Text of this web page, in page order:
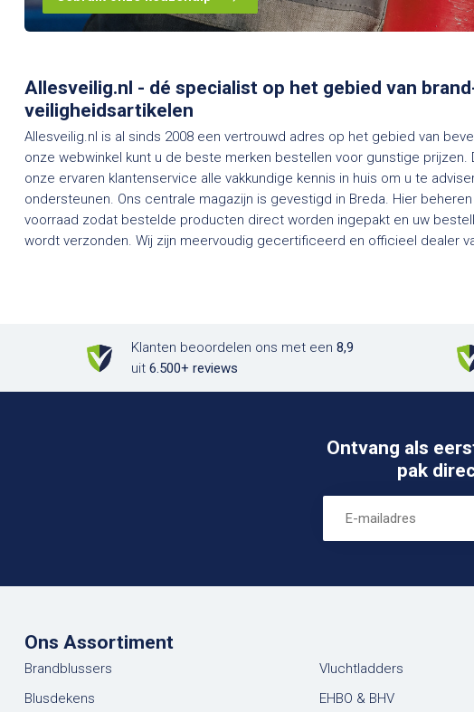
Allesveilig.nl - dé specialist op het gebied van
veiligheidsartikelen
Allesveilig.nl is al sinds 2008 een vertrouwd adres op het gebied van
onze webwinkel kunt u de beste merken bestellen voor gunstige prijzen.
onze ervaren klantenservice alle vakkundige kennis in huis om u te
ondersteunen. Ons centrale magazijn is gevestigd in Breda. Hier
voorraad zodat bestelde producten direct worden ingepakt en uw
wordt verzonden. Wij zijn meervoudig gecertificeerd en officieel dealer van een groot aantal
Klanten beoordelen ons met een8,9
uit6.500+ reviews
Ontvang als
pak
Ons Assortiment
Brandblussers
Blusdekens
Vluchtladders
EHBO & BHV